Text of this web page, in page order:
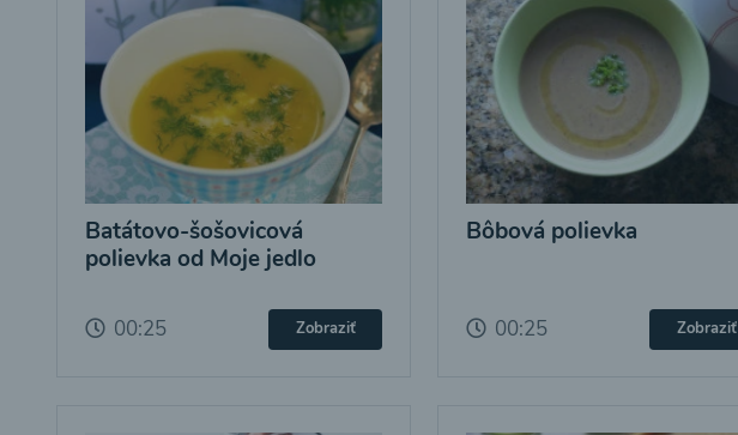
Batátovo-šošovicová
polievka od Moje jedlo
00:25 Zobraziť
Bôbová polievka
00:25 Zobraziť